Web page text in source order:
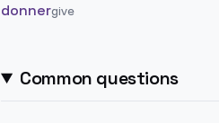
donnergive
Common questions